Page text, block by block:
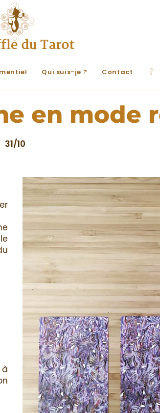
Qui suis-je ? Contact
en mode
31/10